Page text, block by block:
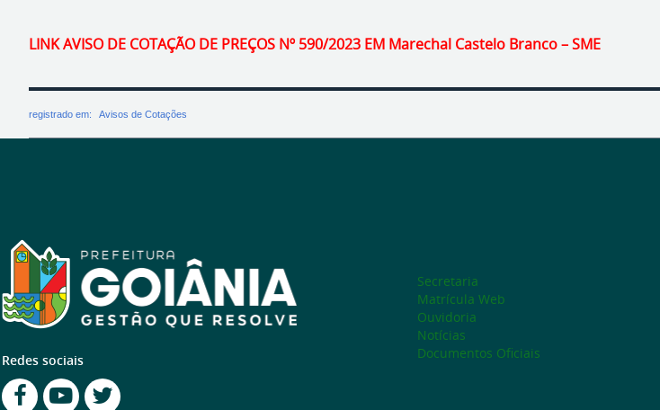
LINK AVISO DE COTAÇÃO DE PREÇOS Nº 590/2023 EM Marechal Castelo Branco – SME
registrado em: Avisos de Cotações
Redes sociais
Secretaria
Matrícula Web
Ouvidoria
Notícias
Documentos Oficiais